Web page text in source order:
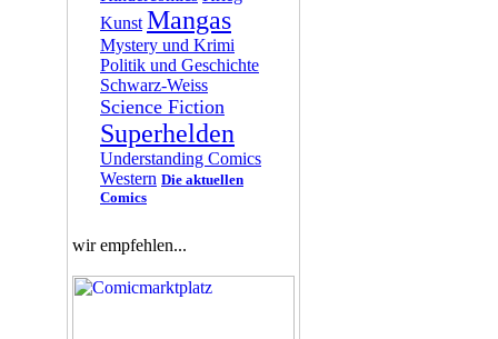
Kunst Mangas
Mystery und Krimi
Politik und Geschichte
Schwarz-Weiss
Science Fiction
Superhelden
Understanding Comics
Western Die aktuellen
Comics
wir empfehlen...